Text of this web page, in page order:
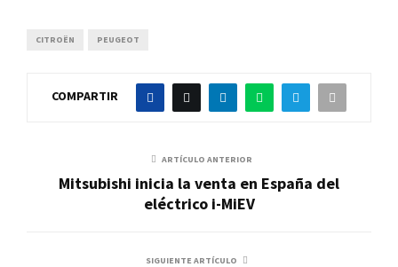
CITROËN PEUGEOT
COMPARTIR
ARTÍCULO ANTERIOR
Mitsubishi inicia la venta en España del
eléctrico i-MiEV
SIGUIENTE ARTÍCULO